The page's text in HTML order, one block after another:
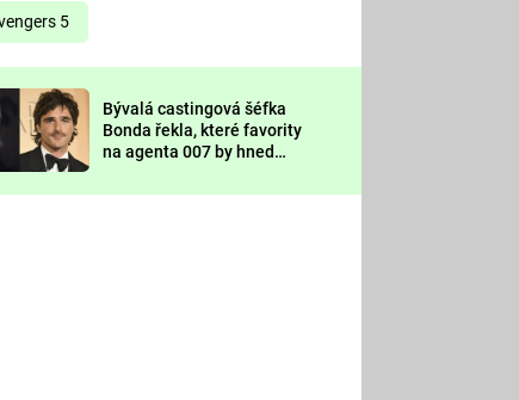
Prima LAJK
Sledujte nás
5
Bývalá castingová šéfka
Bonda řekla, které favority
na agenta 007 by hned